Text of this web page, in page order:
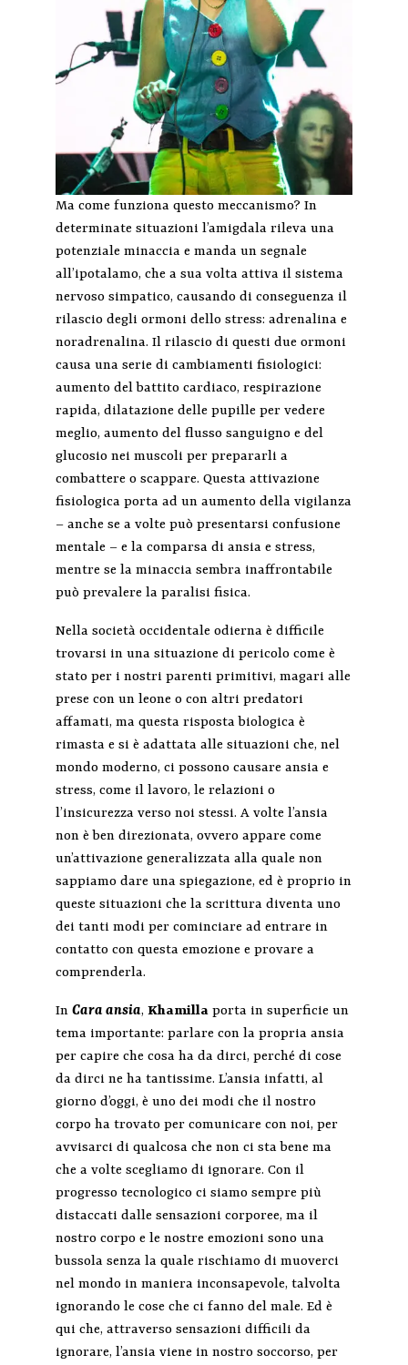
Ma come funziona questo meccanismo? In
determinate situazioni l’amigdala rileva una
potenziale minaccia e manda un segnale
all’ipotalamo, che a sua volta attiva il sistema
nervoso simpatico, causando di conseguenza il
rilascio degli ormoni dello stress: adrenalina e
noradrenalina. Il rilascio di questi due ormoni
causa una serie di cambiamenti fisiologici:
aumento del battito cardiaco, respirazione
rapida, dilatazione delle pupille per vedere
meglio, aumento del flusso sanguigno e del
glucosio nei muscoli per prepararli a
combattere o scappare. Questa attivazione
fisiologica porta ad un aumento della vigilanza
– anche se a volte può presentarsi confusione
mentale – e la comparsa di ansia e stress,
mentre se la minaccia sembra inaffrontabile
può prevalere la paralisi fisica.
Nella società occidentale odierna è difficile
trovarsi in una situazione di pericolo come è
stato per i nostri parenti primitivi, magari alle
prese con un leone o con altri predatori
affamati, ma questa risposta biologica è
rimasta e si è adattata alle situazioni che, nel
mondo moderno, ci possono causare ansia e
stress, come il lavoro, le relazioni o
l’insicurezza verso noi stessi. A volte l’ansia
non è ben direzionata, ovvero appare come
un’attivazione generalizzata alla quale non
sappiamo dare una spiegazione, ed è proprio in
queste situazioni che la scrittura diventa uno
dei tanti modi per cominciare ad entrare in
contatto con questa emozione e provare a
comprenderla.
In Cara ansia, Khamillaporta in superficie un
tema importante: parlare con la propria ansia
per capire che cosa ha da dirci, perché di cose
da dirci ne ha tantissime. L’ansia infatti, al
giorno d’oggi, è uno dei modi che il nostro
corpo ha trovato per comunicare con noi, per
avvisarci di qualcosa che non ci sta bene ma
che a volte scegliamo di ignorare. Con il
progresso tecnologico ci siamo sempre più
distaccati dalle sensazioni corporee, ma il
nostro corpo e le nostre emozioni sono una
bussola senza la quale rischiamo di muoverci
nel mondo in maniera inconsapevole, talvolta
ignorando le cose che ci fanno del male. Ed è
qui che, attraverso sensazioni difficili da
ignorare, l’ansia viene in nostro soccorso, per